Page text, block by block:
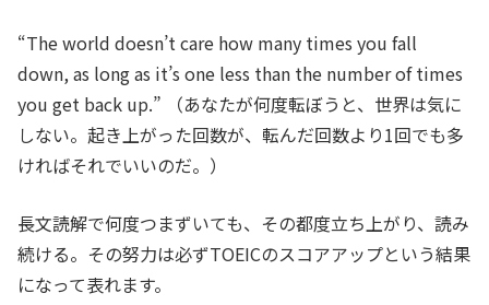
“The world doesn’t care how many times you fall
down, as long as it’s one less than the number of times
you get back up.” （あなたが何度転ぼうと、世界は気に
しない。起き上がった回数が、転んだ回数より1回でも多
ければそれでいいのだ。）
長文読解で何度つまずいても、その都度立ち上がり、読み
続ける。その努力は必ずTOEICのスコアアップという結果
になって表れます。